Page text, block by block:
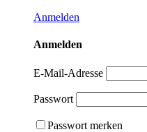
Anmelden
Anmelden
E-Mail-Adresse
Passwort
Passwort merken